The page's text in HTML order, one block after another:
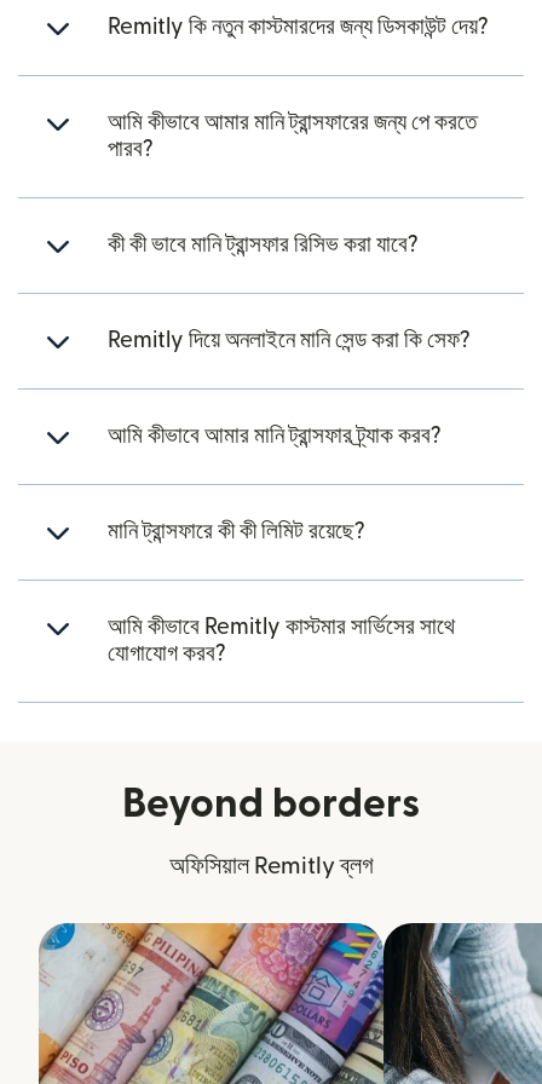
Remitly কি নতুন কাস্টমারদের জন্য ডিসকাউন্ট দেয়?
আমি কীভাবে আমার মানি ট্রান্সফারের জন্য পে করতে
পারব?
কী কী ভাবে মানি ট্রান্সফার রিসিভ করা যাবে?
Remitly দিয়ে অনলাইনে মানি সেন্ড করা কি সেফ?
আমি কীভাবে আমার মানি ট্রান্সফার ট্র্যাক করব?
মানি ট্রান্সফারে কী কী লিমিট রয়েছে?
আমি কীভাবে Remitly কাস্টমার সার্ভিসের সাথে
যোগাযোগ করব?
Beyond borders
অফিসিয়াল Remitly ব্লগ